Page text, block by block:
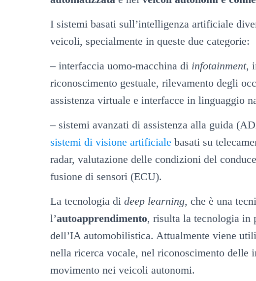
I sistemi basati sull’intelligenza artificiale
veicoli, specialmente in queste due categorie:
– interfaccia uomo-macchina di infotainment,
riconoscimento gestuale, rilevamento degli
assistenza virtuale e interfacce in linguaggio
– sistemi avanzati di assistenza alla guida
sistemi di visione artificiale basati su
radar, valutazione delle condizioni del
fusione di sensori (ECU).
La tecnologia di deep learning, che è una
l’autoapprendimento, risulta la tecnologia in
dell’IA automobilistica. Attualmente viene
nella ricerca vocale, nel riconoscimento delle
movimento nei veicoli autonomi.